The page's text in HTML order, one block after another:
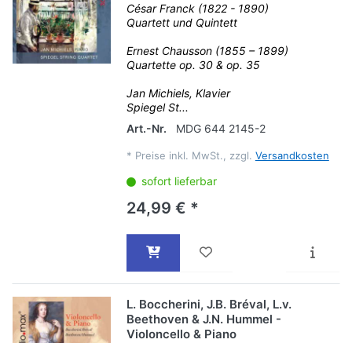
César Franck (1822 - 1890)
Quartett und Quintett
Ernest Chausson (1855 – 1899)
Quartette op. 30 & op. 35
Jan Michiels, Klavier
Spiegel St...
Art.-Nr.
MDG 644 2145-2
* Preise inkl. MwSt., zzgl. Versandkosten
sofort lieferbar
24,99 € *
L. Boccherini, J.B. Bréval, L.v.
Beethoven & J.N. Hummel -
Violoncello & Piano